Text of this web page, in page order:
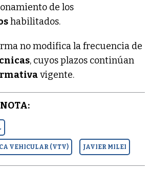
de los
habilitados.
no modifica la frecuencia de
, cuyos plazos continúan
vigente.
VEHICULAR (VTV) JAVIER MILEI